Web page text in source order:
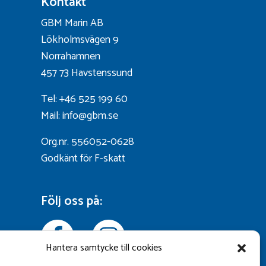
Hantera samtycke till cookies
GBM Marin AB
Lökholmsvägen 9
Norrahamnen
457 73 Havstenssund
Tel: +46 525 199 60
Mail: info@gbm.se
Org.nr. 556052-0628
Godkänt för F-skatt
Följ oss på: